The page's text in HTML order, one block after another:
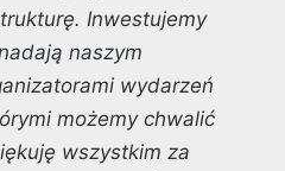
Inwestujemy
naszym
wydarzeń
możemy chwalić
wszystkim za